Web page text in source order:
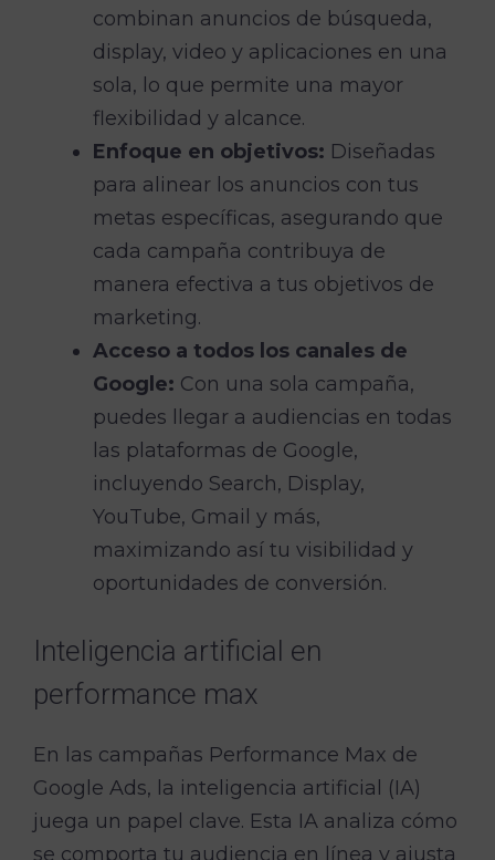
combinan anuncios de búsqueda,
display, video y aplicaciones en una
sola, lo que permite una mayor
flexibilidad y alcance.
Enfoque en objetivos: Diseñadas
para alinear los anuncios con tus
metas específicas, asegurando que
cada campaña contribuya de
manera efectiva a tus objetivos de
marketing.
Acceso a todos los canales de
Google: Con una sola campaña,
puedes llegar a audiencias en todas
las plataformas de Google,
incluyendo Search, Display,
YouTube, Gmail y más,
maximizando así tu visibilidad y
oportunidades de conversión.
Inteligencia artificial en
performance max
En las campañas Performance Max de
Google Ads, la inteligencia artificial (IA)
juega un papel clave. Esta IA analiza cómo
se comporta tu audiencia en línea y ajusta